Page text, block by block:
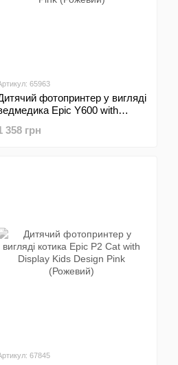
65963
фотопринтер у вигляді
Epic Y600 with
358 грн
67845